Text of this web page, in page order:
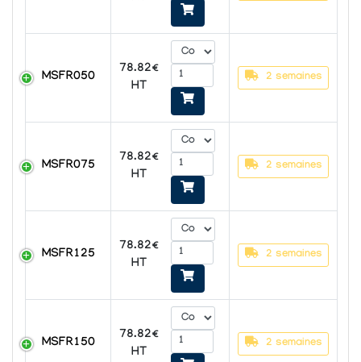
MSFR050
78.82€
HT
2 semaines
MSFR075
78.82€
HT
2 semaines
MSFR125
78.82€
HT
2 semaines
MSFR150
78.82€
HT
2 semaines